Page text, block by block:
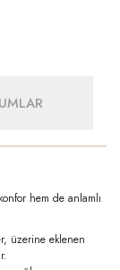
hem de anlamlı
üzerine eklenen